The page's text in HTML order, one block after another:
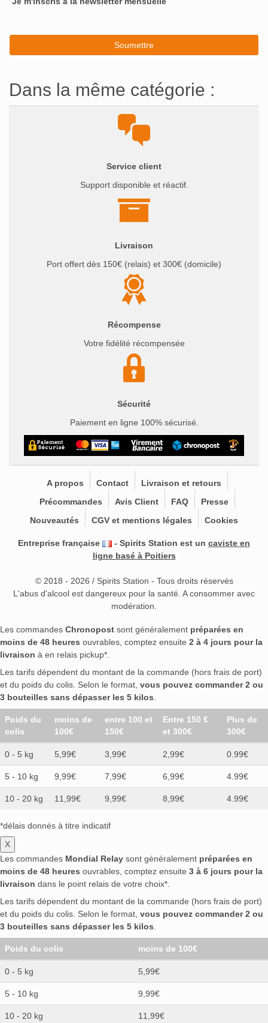
Dans la même catégorie :
Service client
Support disponible et réactif.
Livraison
Port offert dès 150€ (relais) et 300€ (domicile)
Récompense
Votre fidélité récompensée
Sécurité
Paiement en ligne 100% sécurisé.
A propos Contact
Livraison et retours
Précommandes
Avis Client FAQ
Presse
Nouveautés
CGV et mentions légales Cookies
Entreprise française - Spirits Station est un caviste en
ligne basé à Poitiers
© 2018 - 2026 / Spirits Station - Tous droits réservés
L'abus d'alcool est dangereux pour la santé. A consommer avec
modération.
Les commandes Chronopost sont généralement préparées en
moins de 48 heures ouvrables, comptez ensuite 2 à 4 jours pour la
livraison à en relais pickup*.
Les tarifs dépendent du montant de la commande (hors frais de port)
et du poids du colis. Selon le format, vous pouvez commander 2 ou
3 bouteilles sans dépasser les 5 kilos.
Poids du
colis
moins de
100€
entre 100 et
150€
Entre 150 €
et 300€
Plus de
300€
0 - 5 kg 5,99€ 3,99€ 2,99€ 0.99€
5 - 10 kg 9,99€ 7,99€ 6,99€ 4.99€
10 - 20 kg 11,99€ 9,99€ 8,99€ 4.99€
*délais donnés à titre indicatif
X
Les commandes Mondial Relay sont généralement préparées en
moins de 48 heures ouvrables, comptez ensuite 3 à 6 jours pour la
livraison dans le point relais de votre choix*.
Les tarifs dépendent du montant de la commande (hors frais de port)
et du poids du colis. Selon le format, vous pouvez commander 2 ou
3 bouteilles sans dépasser les 5 kilos.
Poids du colis moins de 100€
0 - 5 kg 5,99€
5 - 10 kg 9,99€
10 - 20 kg 11,99€